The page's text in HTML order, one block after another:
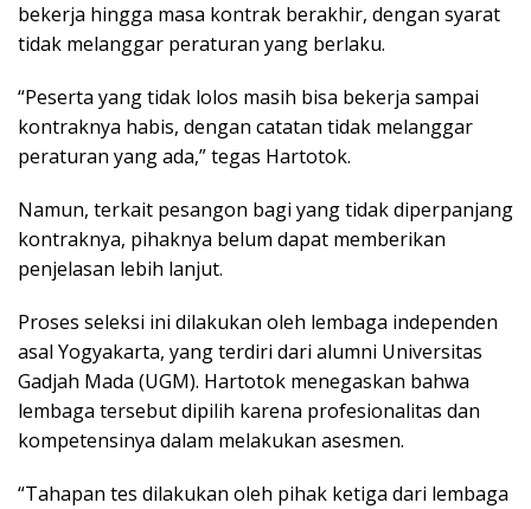
bekerja hingga masa kontrak berakhir, dengan syarat
tidak melanggar peraturan yang berlaku.
“Peserta yang tidak lolos masih bisa bekerja sampai
kontraknya habis, dengan catatan tidak melanggar
peraturan yang ada,” tegas Hartotok.
Namun, terkait pesangon bagi yang tidak diperpanjang
kontraknya, pihaknya belum dapat memberikan
penjelasan lebih lanjut.
Proses seleksi ini dilakukan oleh lembaga independen
asal Yogyakarta, yang terdiri dari alumni Universitas
Gadjah Mada (UGM). Hartotok menegaskan bahwa
lembaga tersebut dipilih karena profesionalitas dan
kompetensinya dalam melakukan asesmen.
“Tahapan tes dilakukan oleh pihak ketiga dari lembaga